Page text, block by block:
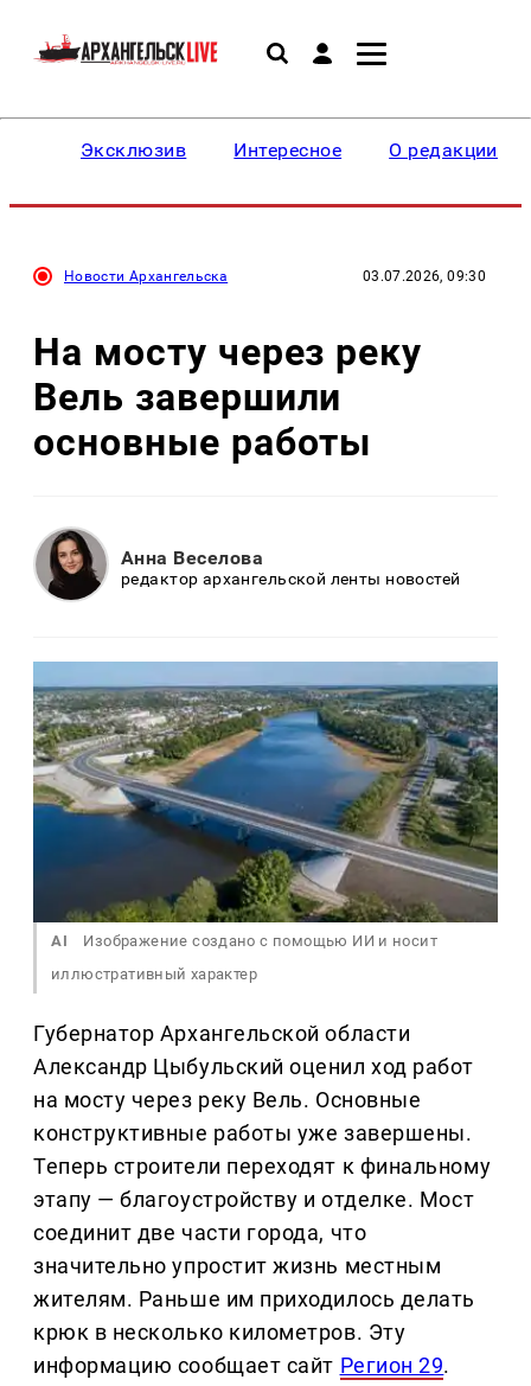
Эксклюзив Интересное О редакции
Новости Архангельска 03.07.2026, 09:30
На мосту через реку
Вель завершили
основные работы
Анна Веселова
редактор архангельской ленты новостей
AI
Изображение создано с помощью ИИ и носит
иллюстративный характер
Губернатор Архангельской области
Александр Цыбульский оценил ход работ
на мосту через реку Вель. Основные
конструктивные работы уже завершены.
Теперь строители переходят к финальному
этапу — благоустройству и отделке. Мост
соединит две части города, что
значительно упростит жизнь местным
жителям. Раньше им приходилось делать
крюк в несколько километров. Эту
информацию сообщает сайт Регион 29.